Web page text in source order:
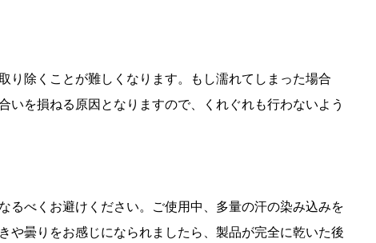
り除くことが難しくなります。もし濡れてしまった場合
を損ねる原因となりますので、くれぐれも行わないよう
るべくお避けください。ご使用中、多量の汗の染み込みを
や曇りをお感じになられましたら、製品が完全に乾いた後